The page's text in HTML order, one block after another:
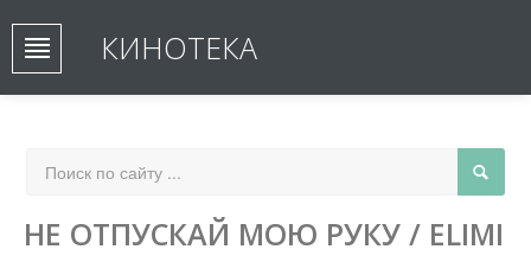
КИНОТЕКА
НЕ ОТПУСКАЙ МОЮ РУКУ / ELIMI